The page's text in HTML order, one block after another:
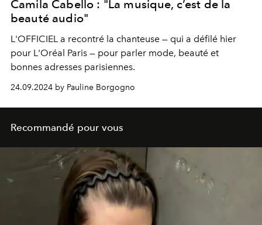
Camila Cabello : "La musique, c’est de la
beauté audio"
L'OFFICIEL a recontré la chanteuse — qui a défilé hier
pour L'Oréal Paris — pour parler mode, beauté et
bonnes adresses parisiennes.
24.09.2024 by Pauline Borgogno
Recommandé pour vous